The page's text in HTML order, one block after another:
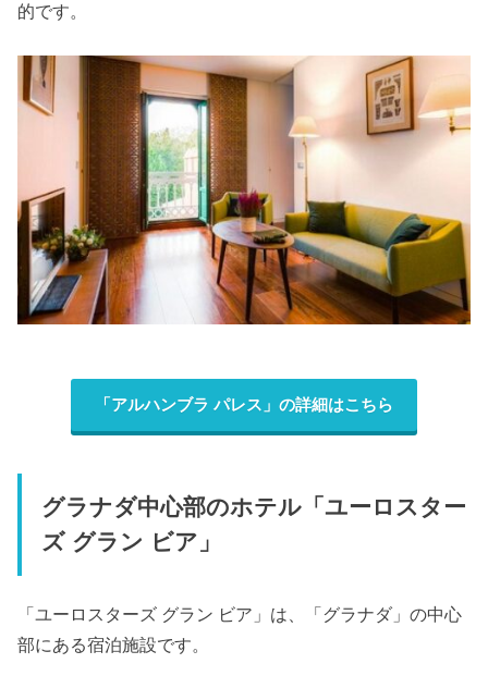
的です。
「アルハンブラ パレス」の詳細はこちら
グラナダ中心部のホテル「ユーロスター
ズ グラン ビア」
「ユーロスターズ グラン ビア」は、「グラナダ」の中心
部にある宿泊施設です。